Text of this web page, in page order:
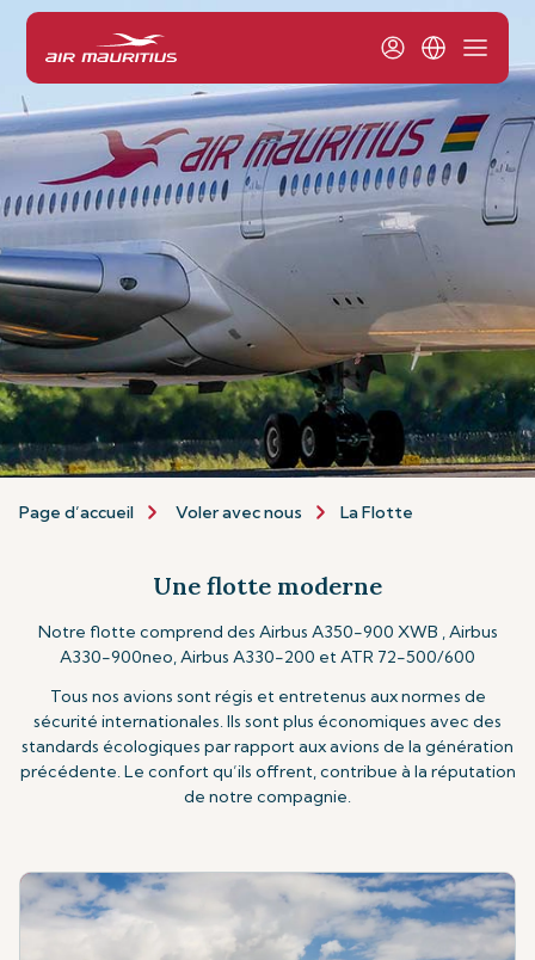
Page d’accueil Voler avec nous La Flotte
Une flotte moderne
Notre flotte comprend des Airbus A350-900 XWB , Airbus
A330-900neo, Airbus A330-200 et ATR 72-500/600
Tous nos avions sont régis et entretenus aux normes de
sécurité internationales. Ils sont plus économiques avec des
standards écologiques par rapport aux avions de la génération
précédente. Le confort qu’ils offrent, contribue à la réputation
de notre compagnie.